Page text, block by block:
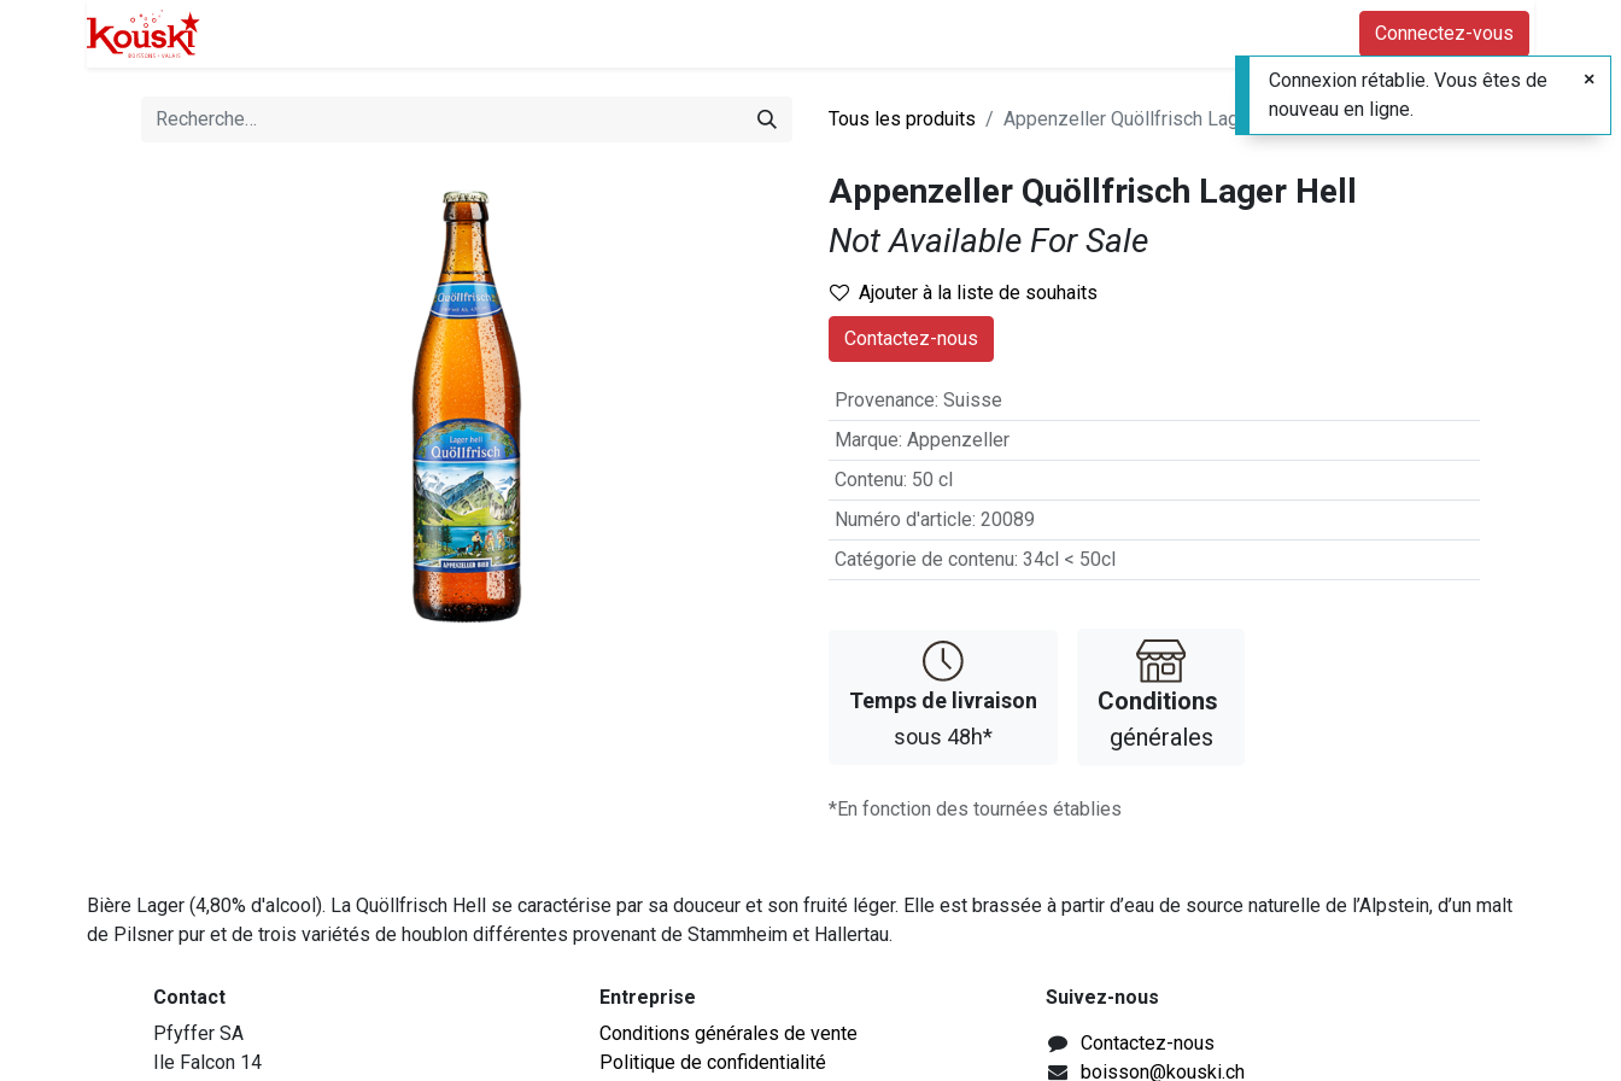
Connectez-vous
Tous les produits Appenzeller Quöllfrisch Lager Hell
Appenzeller Quöllfrisch Lager Hell
Not Available For Sale
Ajouter à la liste de souhaits
Contactez-nous
Provenance: Suisse
Marque: Appenzeller
Contenu: 50 cl
Numéro d'article: 20089
Catégorie de contenu: 34cl < 50cl
Temps d​​e livraison
sous 48h*
Con​​ditions
générales
*En fonction des tournées établies
Bière Lager (4,80% d'alcool). La Quöllfrisch Hell se caractérise par sa douceur et son fruité léger. Elle est brassée à partir d’eau de source naturelle de l’Alpstein, d’un malt
de Pilsner pur et de trois variétés de houblon différentes provenant de Stammheim et Hallertau.
Contact
Pfyffer SA
Ile Falcon 14
Suivez-nous
Contactez-nous
boisson@kouski.ch
Entreprise
Conditions générales de vente
Politique de confidentialité
Connexion rétablie. Vous êtes de
nouveau en ligne.